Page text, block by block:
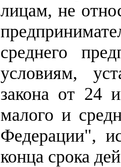
лицам, не
среднего
условиям,
закона от 24
малого и
Федерации",
конца срока